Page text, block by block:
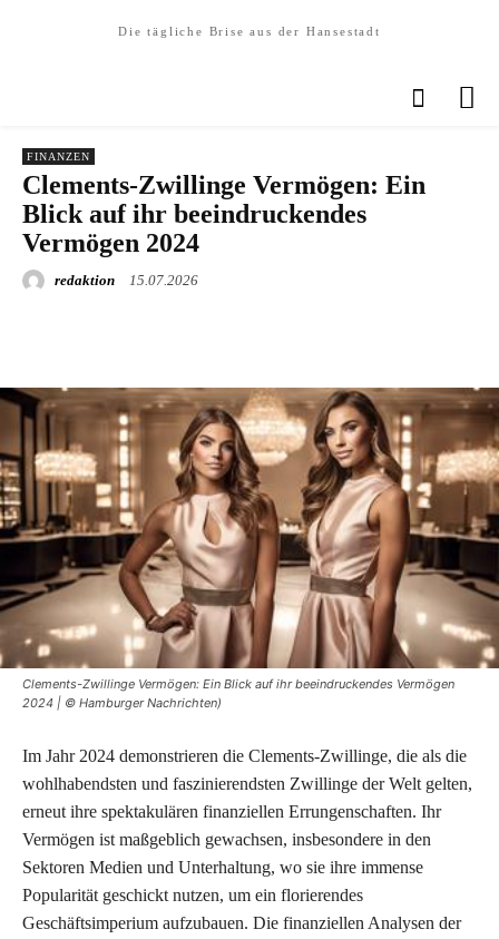
Die tägliche Brise aus der Hansestadt
FINANZEN
Clements-Zwillinge Vermögen: Ein
Blick auf ihr beeindruckendes
Vermögen 2024
redaktion 15.07.2026
Clements-Zwillinge Vermögen: Ein Blick auf ihr beeindruckendes Vermögen
2024 | © Hamburger Nachrichten)
Im Jahr 2024 demonstrieren die Clements-Zwillinge, die als die
wohlhabendsten und faszinierendsten Zwillinge der Welt gelten,
erneut ihre spektakulären finanziellen Errungenschaften. Ihr
Vermögen ist maßgeblich gewachsen, insbesondere in den
Sektoren Medien und Unterhaltung, wo sie ihre immense
Popularität geschickt nutzen, um ein florierendes
Geschäftsimperium aufzubauen. Die finanziellen Analysen der